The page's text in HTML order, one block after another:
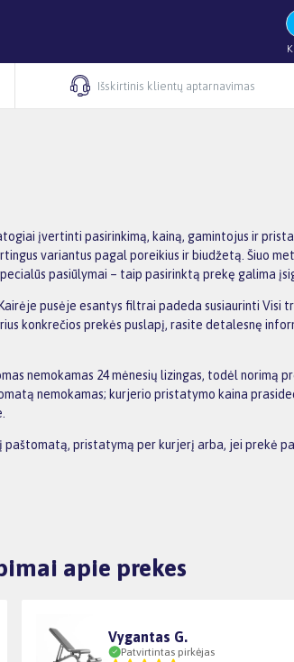
Išskirtinis klientų aptarnavimas
įvertinti pasirinkimą, kainą, gamintojus ir
variantus pagal poreikius ir biudžetą. Šiuo
pasiūlymai – taip pasirinktą prekę galima
pusėje esantys filtrai padeda susiaurinti
konkrečios prekės puslapį, rasite detalesnę
nemokamas 24 mėnesių lizingas, todėl
nemokamas; kurjerio pristatymo kaina
pristatymą per kurjerį arba, jei prekė
apie prekes
Vygantas G.
Patvirtintas pirkėjas